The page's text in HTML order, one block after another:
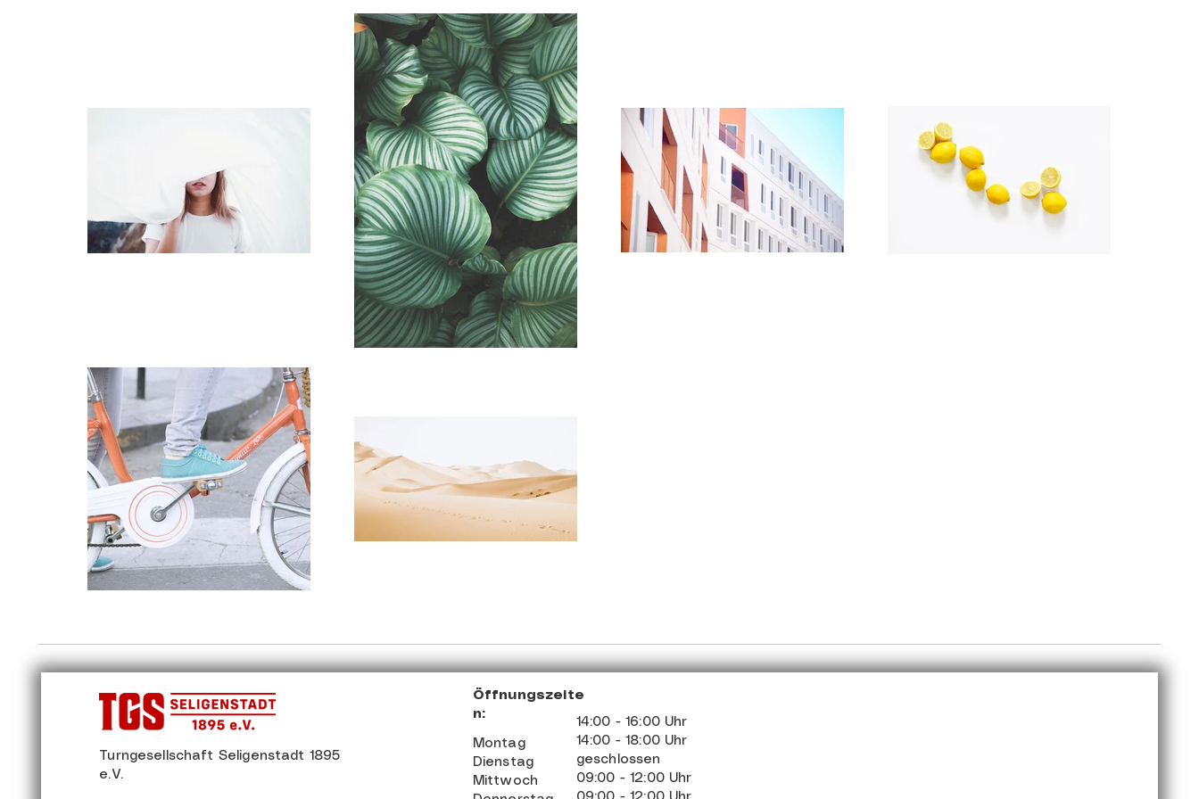
Turngesellschaft Seligenstadt 1895
e.V.
Öffnungszeite
n:
Montag
Dienstag
Mittwoch
14:00 - 16:00 Uhr
14:00 - 18:00 Uhr
geschlossen
09:00 - 12:00 Uhr